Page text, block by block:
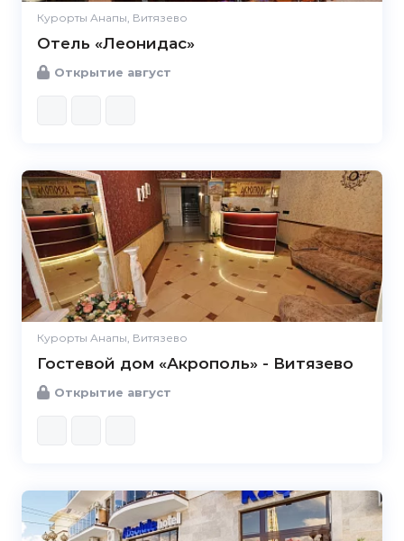
Курорты Анапы, Витязево
Отель «Леонидас»
Открытие август
Курорты Анапы, Витязево
Гостевой дом «Акрополь» - Витязево
Открытие август